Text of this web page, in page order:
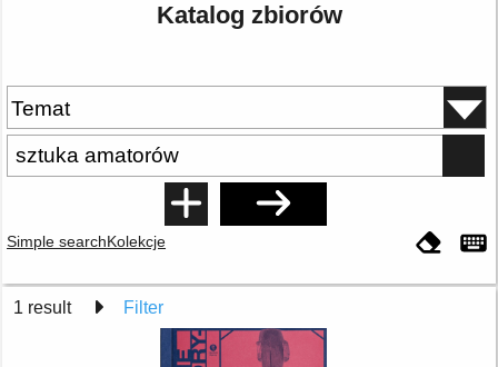
Katalog zbiorów
Simple searchKolekcje
1 result Filter